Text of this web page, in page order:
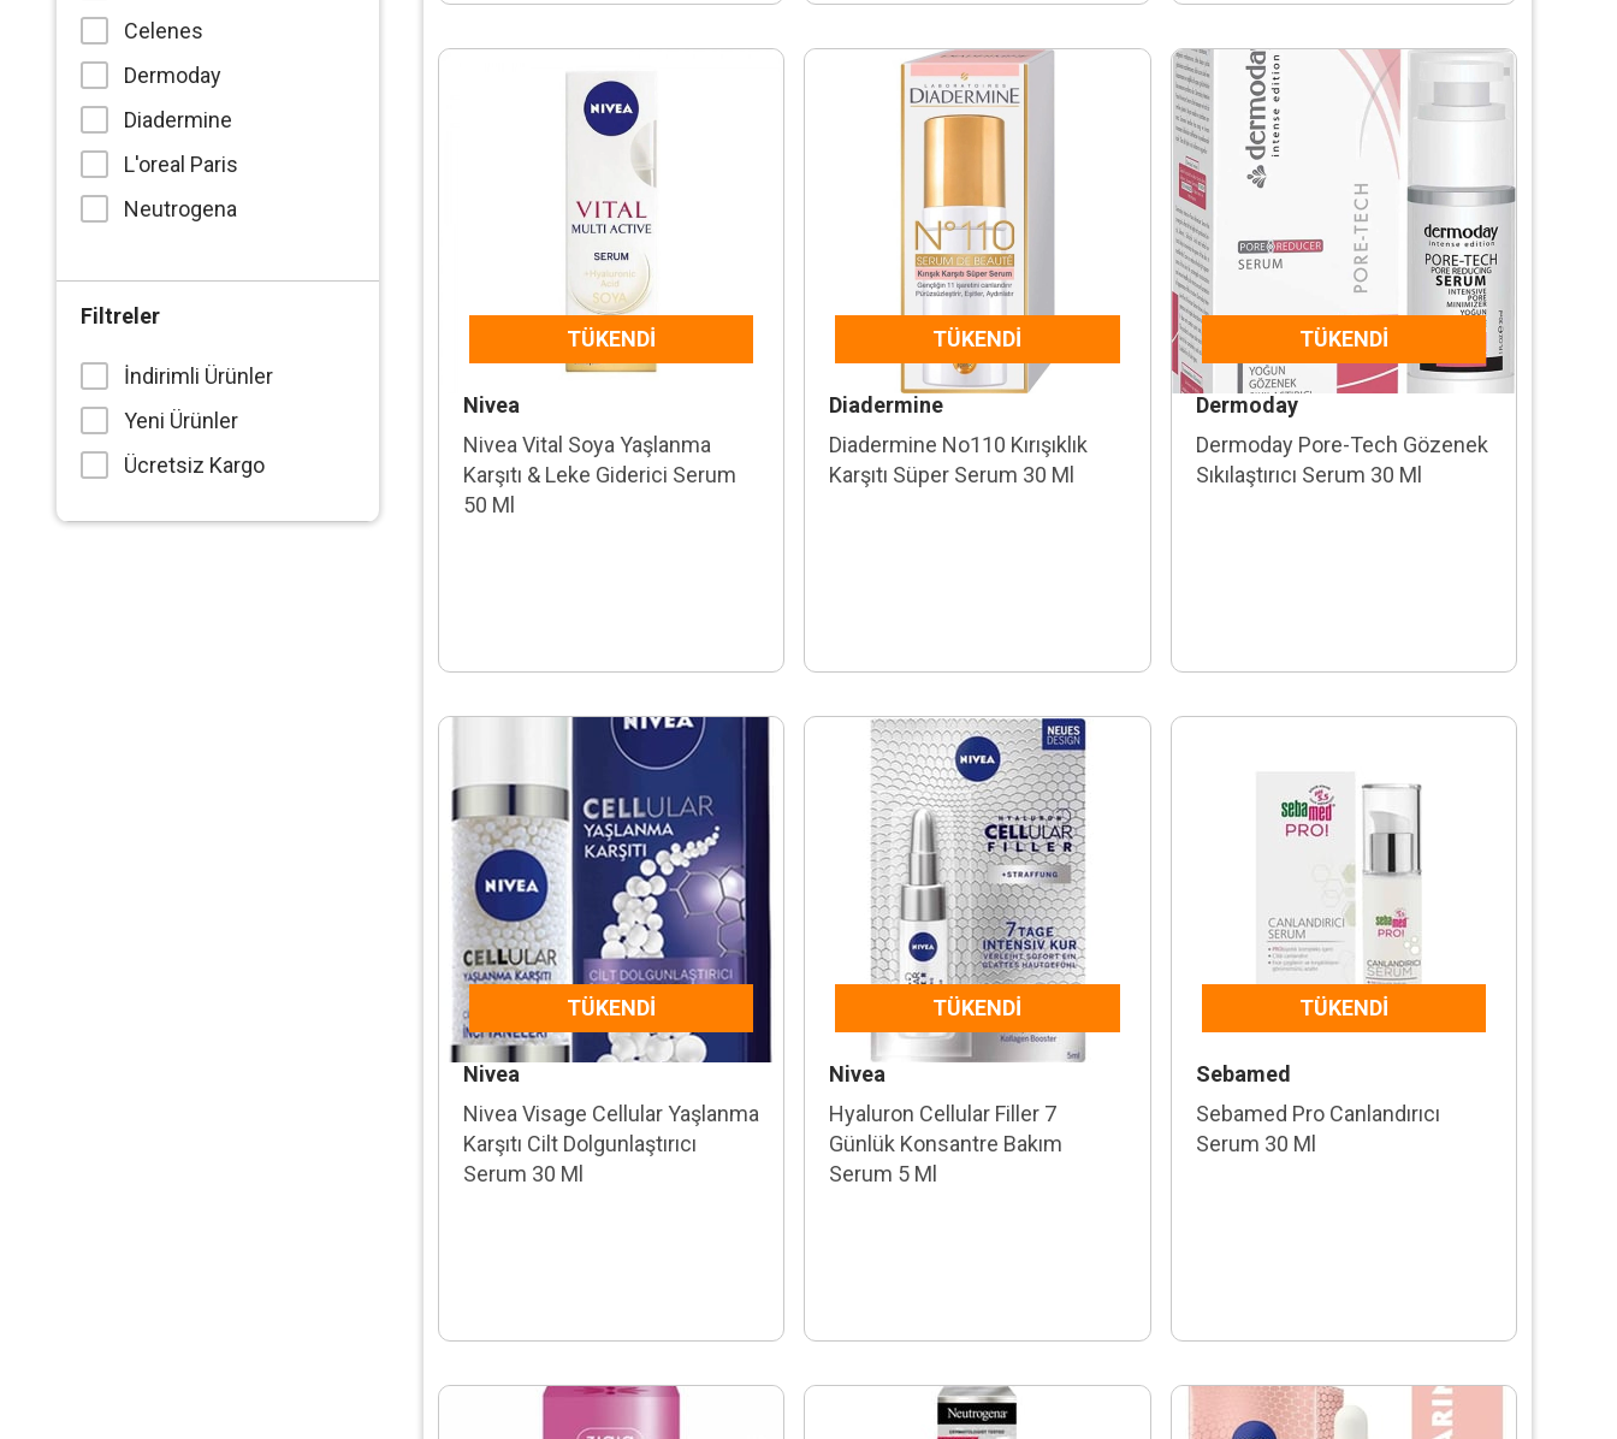
Celenes
Dermoday
Diadermine
L'oreal Paris
Neutrogena
Sebamed
The Fair
Ziaja
Filtreler
İndirimli Ürünler
Yeni Ürünler
Ücretsiz Kargo
TÜKENDI
Nivea
Nivea Vital Soya Yaşlanma
Karşıtı & Leke Giderici Serum
50 Ml
TÜKENDI
Diadermine
Diadermine No110 Kırışıklık
Karşıtı Süper Serum 30 Ml
TÜKENDI
Dermoday
Dermoday Pore-Tech Gözenek
Sıkılaştırıcı Serum 30 Ml
TÜKENDI
Nivea
Nivea Visage Cellular Yaşlanma
Karşıtı Cilt Dolgunlaştırıcı
Serum 30 Ml
TÜKENDI
Nivea
Hyaluron Cellular Filler 7
Günlük Konsantre Bakım
Serum 5 Ml
TÜKENDI
Sebamed
Sebamed Pro Canlandırıcı
Serum 30 Ml